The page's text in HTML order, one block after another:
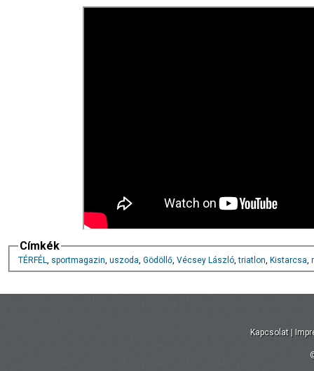
Címkék
TÉRFÉL, sportmagazin, uszoda, Gödöllő, Vécsey László,triatlon, Kistarcsa,
Kapcsolat |